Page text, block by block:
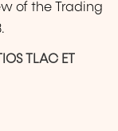
of the Trading
TLAC ET